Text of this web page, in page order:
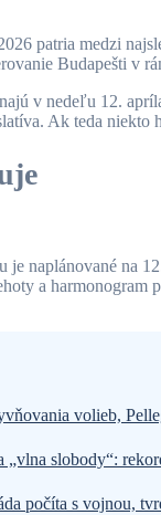
patria medzi
Budapešti v
v nedeľu 12.
Ak teda
je naplánované na
a harmonogram
volieb,
„vlna slobody“:
počíta s vojnou,